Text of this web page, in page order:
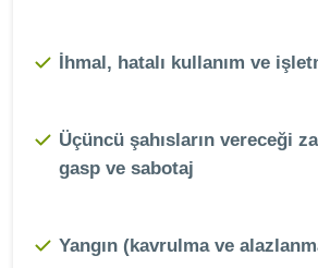
İhmal, hatalı kullanım ve
Üçüncü şahısların vereceği
gasp ve sabotaj
Yangın (kavrulma ve